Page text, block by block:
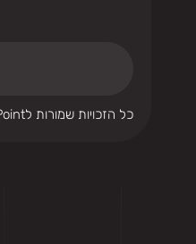
כל הזכויות שמורות לPoint